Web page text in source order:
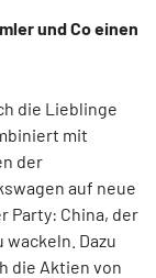
und Co einen
die Lieblinge
mit
der
auf neue
Party: China, der
Dazu
die Aktien von